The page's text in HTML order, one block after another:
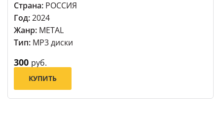
Страна: РОССИЯ
Год:2024
Жанр: METAL
Тип: MP3 диски
300 руб.
КУПИТЬ